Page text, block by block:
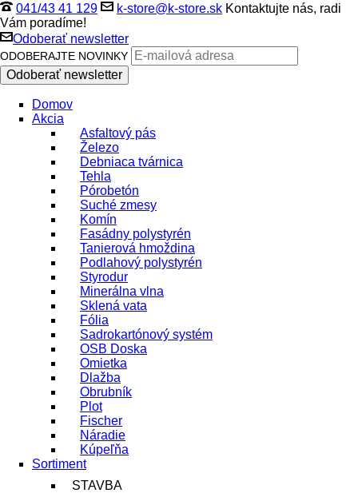
041/43 41 129 k-store@k-store.sk Kontaktujte nás, radi
Vám poradíme!
Odoberať newsletter
ODOBERAJTE NOVINKY
Domov
Akcia
Asfaltový pás
Železo
Debniaca tvárnica
Tehla
Pórobetón
Suché zmesy
Komín
Fasádny polystyrén
Tanierová hmoždina
Podlahový polystyrén
Styrodur
Minerálna vlna
Sklená vata
Fólia
Sadrokartónový systém
OSB Doska
Omietka
Dlažba
Obrubník
Plot
Fischer
Náradie
Kúpeľňa
Sortiment
STAVBA